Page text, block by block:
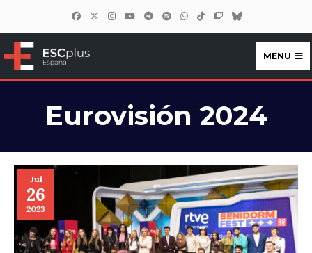
ESCplus España
MENU
Eurovisión 2024
Jul
26
2023